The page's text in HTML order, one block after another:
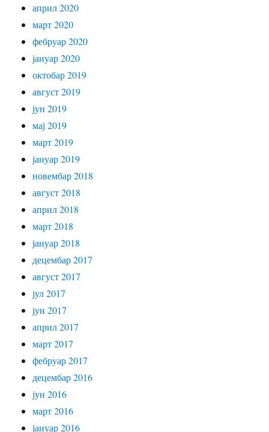
април 2020
март 2020
фебруар 2020
јануар 2020
октобар 2019
август 2019
јун 2019
мај 2019
март 2019
јануар 2019
новембар 2018
август 2018
април 2018
март 2018
јануар 2018
децембар 2017
август 2017
јул 2017
јун 2017
април 2017
март 2017
фебруар 2017
децембар 2016
јун 2016
март 2016
јануар 2016